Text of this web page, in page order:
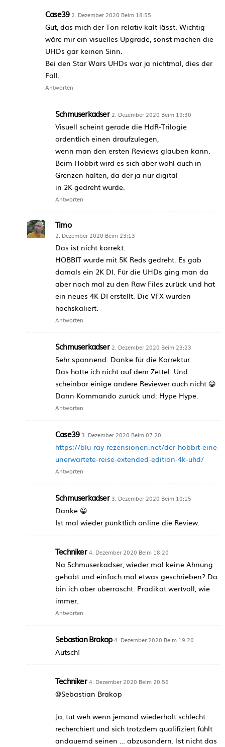
Case39 2. Dezember 2020 Beim 18:55
Gut, das mich der Ton relativ kalt lässt. Wichtig
wäre mir ein visuelles Upgrade, sonst machen die
UHDs gar keinen Sinn.
Bei den Star Wars UHDs war ja nichtmal, dies der
Fall.
Antworten
Schmuserkadser 2. Dezember 2020 Beim 19:30
Visuell scheint gerade die HdR-Trilogie
ordentlich einen draufzulegen,
wenn man den ersten Reviews glauben kann.
Beim Hobbit wird es sich aber wohl auch in
Grenzen halten, da der ja nur digital
in 2K gedreht wurde.
Antworten
Timo
2. Dezember 2020 Beim 23:13
Das ist nicht korrekt.
HOBBIT wurde mit 5K Reds gedreht. Es gab
damals ein 2K DI. Für die UHDs ging man da
aber noch mal zu den Raw Files zurück und hat
ein neues 4K DI erstellt. Die VFX wurden
hochskaliert.
Antworten
Schmuserkadser 2. Dezember 2020 Beim 23:23
Sehr spannend. Danke für die Korrektur.
Das hatte ich nicht auf dem Zettel. Und
scheinbar einige andere Reviewer auch nicht 😀
Dann Kommando zurück und: Hype Hype.
Antworten
Case39 3. Dezember 2020 Beim 07:20
https://blu-ray-rezensionen.net/der-hobbit-eine-
unerwartete-reise-extended-edition-4k-uhd/
Antworten
Schmuserkadser 3. Dezember 2020 Beim 10:15
Danke 😀
Ist mal wieder pünktlich online die Review.
Techniker 4. Dezember 2020 Beim 18:20
Na Schmuserkadser, wieder mal keine Ahnung
gehabt und einfach mal etwas geschrieben? Da
bin ich aber überrascht. Prädikat wertvoll, wie
immer.
Antworten
Sebastian Brakop 4. Dezember 2020 Beim 19:20
Autsch!
Techniker 4. Dezember 2020 Beim 20:56
@Sebastian Brakop
Ja, tut weh wenn jemand wiederholt schlecht
recherchiert und sich trotzdem qualifiziert fühlt
andauernd seinen … abzusondern. Ist nicht das